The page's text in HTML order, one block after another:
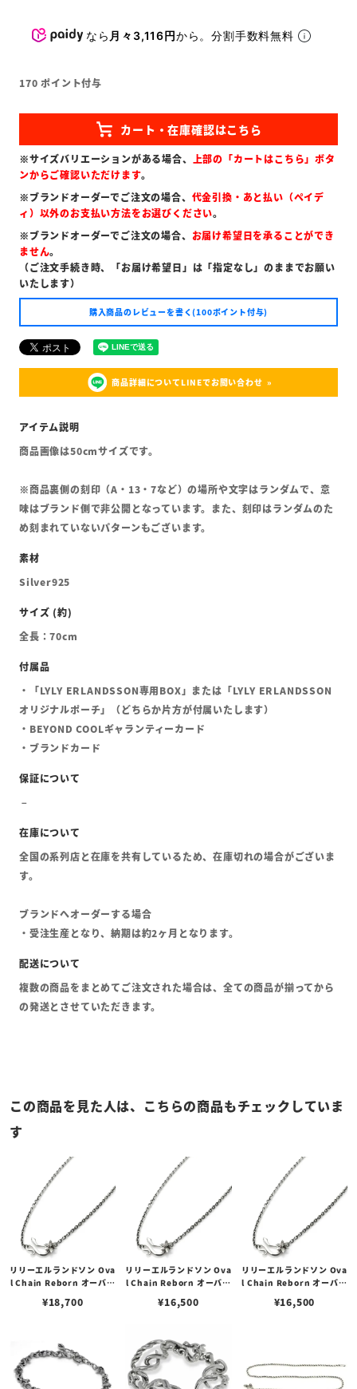
なら 月々3,116円から。分割手数料無料
170 ポイント付与
※サイズバリエーションがある場合、 上部の「カートはこちら」ボタ
ンからご確認いただけます。
※ブランドオーダーでご注文の場合、 代金引換・あと払い（ペイデ
ィ）以外のお支払い方法をお選びください。
※ブランドオーダーでご注文の場合、 お届け希望日を承ることができ
ません。
（ご注文手続き時、「お届け希望日」は「指定なし」のままでお願い
いたします）
購入商品のレビューを書く(100ポイント付与)
商品詳細についてLINEでお問い合わせ
商品画像は50cmサイズです。
※商品裏側の刻印（A・13・7など）の場所や文字はランダムで、意
味はブランド側で非公開となっています。また、刻印はランダムのた
め刻まれていないパターンもございます。
Silver925
全長：70cm
・「LYLY ERLANDSSON専用BOX」または「LYLY ERLANDSSON
オリジナルポーチ」（どちらか片方が付属いたします）
・BEYOND COOLギャランティーカード
・ブランドカード
全国の系列店と在庫を共有しているため、在庫切れの場合がございま
す。
ブランドへオーダーする場合
・受注生産となり、納期は約2ヶ月となります。
複数の商品をまとめてご注文された場合は、全ての商品が揃ってから
の発送とさせていただきます。
この商品を見た人は、こちらの商品もチェックしていま
す
リリーエルランドソン Ova
l Chain Reborn オーバル
¥18,700
リリーエルランドソン Ova
l Chain Reborn オーバル
¥16,500
リリーエルランドソン Ova
l Chain Reborn オーバル
¥16,500